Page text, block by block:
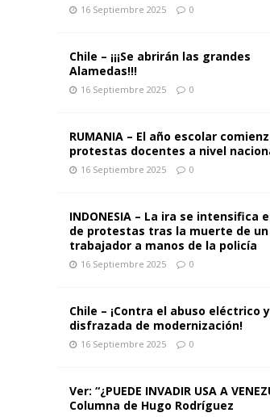
16 Septiembre 2025 0
Chile – ¡¡¡Se abrirán las grandes
Alamedas!!!
16 Septiembre 2025 0
RUMANIA – El año escolar
protestas docentes a nivel
16 Septiembre 2025 0
INDONESIA – La ira se intensifica
de protestas tras la muerte de un
trabajador a manos de la policía
16 Septiembre 2025 0
Chile – ¡Contra el abuso eléctrico
disfrazada de modernización!
16 Septiembre 2025 0
Ver: “¿PUEDE INVADIR USA A
Columna de Hugo Rodríguez